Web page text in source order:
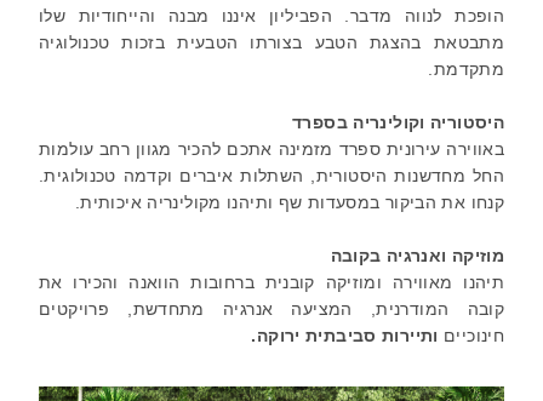
הופכת לנווה מדבר. הפביליון איננו מבנה והייחודיות שלו
מתבטאת בהצגת הטבע בצורתו הטבעית בזכות טכנולוגיה
מתקדמת.
היסטוריה וקולינריה בספרד
באווירה עירונית ספרד מזמינה אתכם להכיר מגוון רחב עולמות
החל מחדשנות היסטורית, השתלות איברים וקדמה טכנולוגית.
קנחו את הביקור במסעדות שף ותיהנו מקולינריה איכותית.
מוזיקה ואנרגיה בקובה
תיהנו מאווירה ומוזיקה קובנית ברחובות הוואנה והכירו את
קובה המודרנית, המציעה אנרגיה מתחדשת, פרויקטים
חינוכיים ותיירות סביבתית ירוקה.